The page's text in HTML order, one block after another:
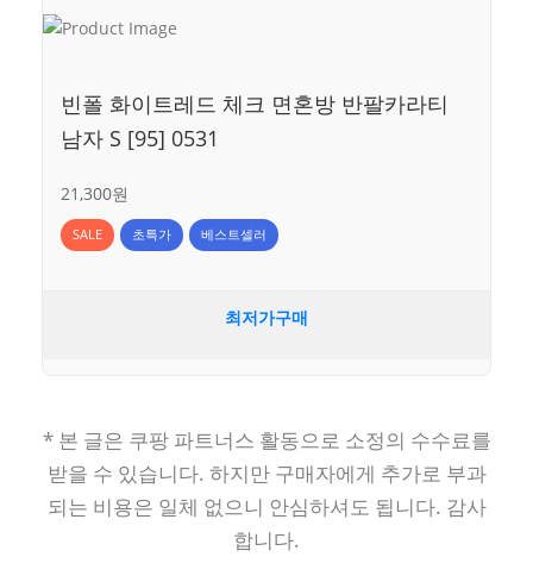
빈폴 화이트레드 체크 면혼방 반팔카라티
남자 S [95] 0531
21,300원
SALE 초특가 베스트셀러
최저가구매
* 본 글은 쿠팡 파트너스 활동으로 소정의 수수료를
받을 수 있습니다. 하지만 구매자에게 추가로 부과
되는 비용은 일체 없으니 안심하셔도 됩니다. 감사
합니다.